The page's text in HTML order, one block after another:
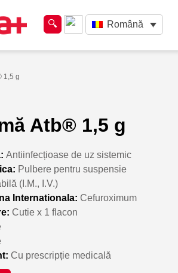
Română
1,5 g
Atb® 1,5 g
Antiinfecțioase de uz sistemic
Pulbere pentru suspensie
(I.M., I.V.)
Internationala: Cefuroximum
Cutie x 1 flacon
Cu prescripție medicală